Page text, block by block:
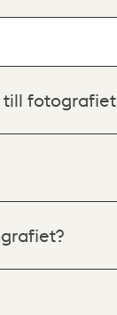
till fotografiet